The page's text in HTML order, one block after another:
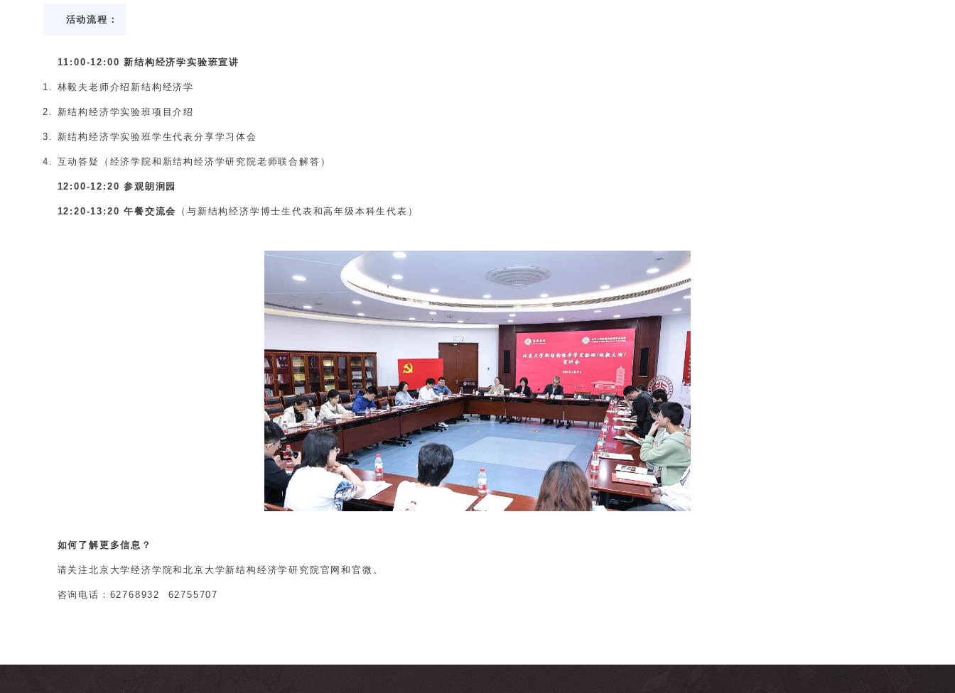
活动流程：
11:00-12:00新结构经济学实验班宣讲
林毅夫老师介绍新结构经济学
新结构经济学实验班项目介绍
新结构经济学实验班学生代表分享学习体会
互动答疑 （经济学院和新结构经济学研究院老师联合解答）
12:00-12:20 参观朗润园
12:20-13:20 午餐交流会 （与新结构经济学博士生代表和高年级本科生代表）
如何了解更多信息？
请关注北京大学经济学院和北京大学新结构经济学研究院官网和官微。
咨询电话：62768932 62755707